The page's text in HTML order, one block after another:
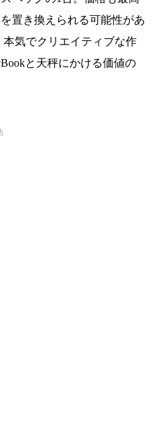
置き換えられる可能性があ
気でクリエイティブな作
と天秤にかける価値の